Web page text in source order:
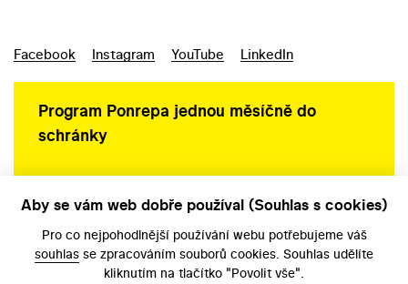
Facebook Instagram YouTube LinkedIn
Program Ponrepa jednou měsíčně do
schránky
Aby se vám web dobře používal (Souhlas s cookies)
Pro co nejpohodlnější používání webu potřebujeme váš
souhlas se zpracováním souborů cookies. Souhlas udělíte
kliknutím na tlačítko "Povolit vše".